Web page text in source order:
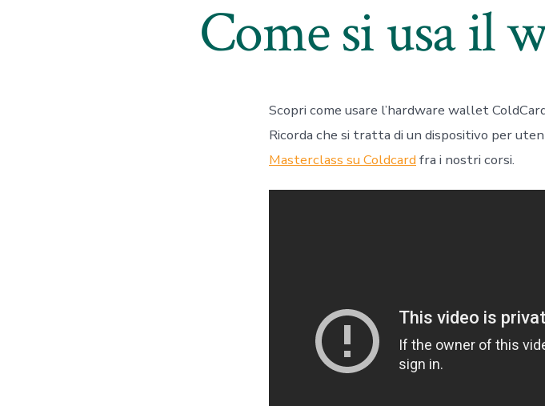
Come si usa il
Scopri come usare l’hardware wallet
Ricorda che si tratta di un dispositivo per
Masterclass su Coldcard fra i nostri corsi.